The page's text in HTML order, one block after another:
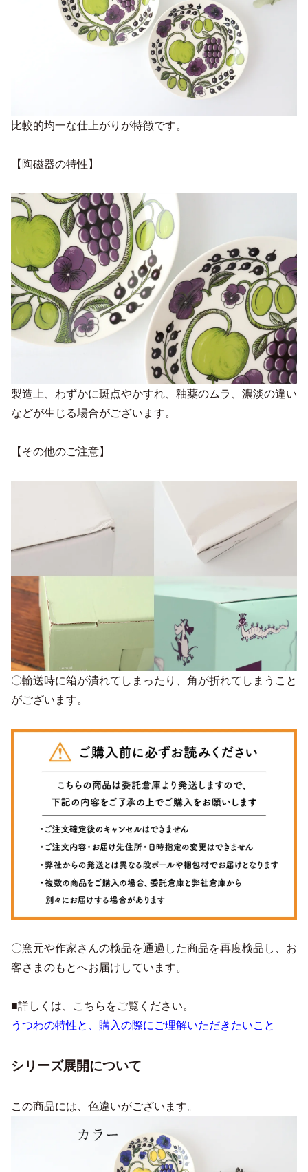
比較的均一な仕上がりが特徴です。
【陶磁器の特性】
製造上、わずかに斑点やかすれ、釉薬のムラ、濃淡の違い
などが生じる場合がございます。
【その他のご注意】
〇輸送時に箱が潰れてしまったり、角が折れてしまうこと
がございます。
〇窯元や作家さんの検品を通過した商品を再度検品し、お
客さまのもとへお届けしています。
■詳しくは、こちらをご覧ください。
うつわの特性と、購入の際にご理解いただきたいこと
シリーズ展開について
この商品には、色違いがございます。